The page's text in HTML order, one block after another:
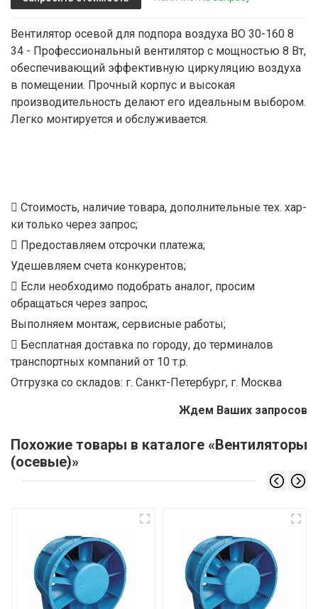
Вентилятор осевой для подпора воздуха ВО 30-160 8
34 - Профессиональный вентилятор с мощностью 8 Вт,
обеспечивающий эффективную циркуляцию воздуха
в помещении. Прочный корпус и высокая
производительность делают его идеальным выбором.
Легко монтируется и обслуживается.
Стоимость, наличие товара, дополнительные тех. хар-
ки только через запрос;
Предоставляем отсрочки платежа;
Удешевляем счета конкурентов;
Если необходимо подобрать аналог, просим
обращаться через запрос;
Выполняем монтаж, сервисные работы;
Бесплатная доставка по городу, до терминалов
транспортных компаний от 10 т.р.
Отгрузка со складов: г. Санкт-Петербург, г. Москва
Ждем Ваших запросов
Похожие товары в каталоге «Вентиляторы
(осевые)»